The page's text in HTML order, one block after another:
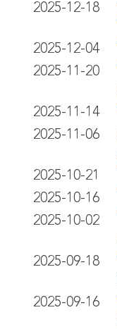
2025-12-18
2025-12-04
2025-11-20
2025-11-14
2025-11-06
2025-10-21
2025-10-16
2025-10-02
2025-09-18
2025-09-16